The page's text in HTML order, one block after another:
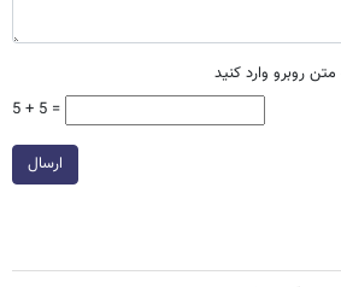
روبرو وارد کنید
5 + 5 =
ارسال